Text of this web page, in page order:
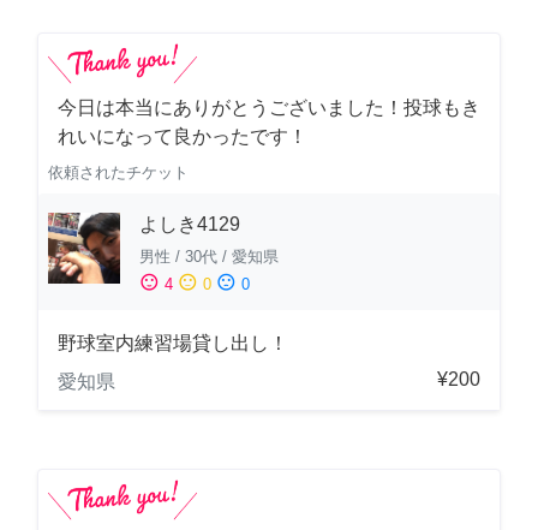
今日は本当にありがとうございました！投球もき
れいになって良かったです！
依頼されたチケット
よしき4129
男性 / 30代 / 愛知県
sentiment_satisfied 4 sentiment_neutral 0 sentiment_dissatisfied 0
野球室内練習場貸し出し！
愛知県
¥200